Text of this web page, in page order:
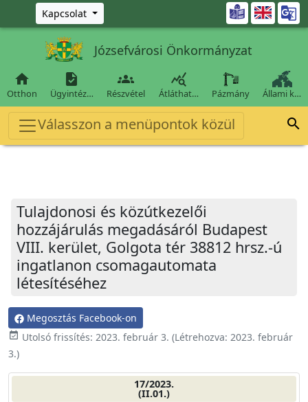
Ugrás a fő tartalomra
Kapcsolat 
Józsefvárosi Önkormányzat

Otthon

Ügyintéz…

Részvétel

Átláthat… Pázmány Állami k…
Válasszon a menüpontok közül 
Tulajdonosi és közútkezelői
hozzájárulás megadásáról Budapest
VIII. kerület, Golgota tér 38812 hrsz.-ú
ingatlanon csomagautomata
létesítéséhez
Megosztás Facebook-on
event_available Utolsó frissítés: 2023. február 3. (Létrehozva: 2023. február
3.)
17/2023.
(II.01.)